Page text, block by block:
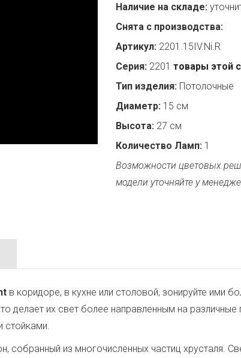
Наличие на складе:
Снята с производства:
Артикул: 2201.15IV.Ni.R
Серия: 2201 товары этой
Тип изделия: Потолочные
Диаметр: 15 см
Высота: 27 см
Количество Ламп: 1
Возможности цветовых
модели уточняйте у
в коридоре, в кухне или столовой, зонируйте ими
делает их свет более направленным на
стойками.
собранный из многочисленных частиц хрусталя.